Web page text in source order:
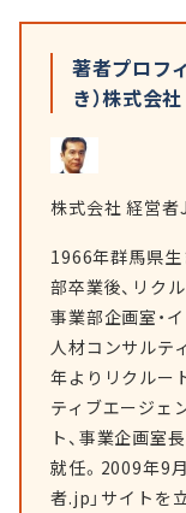
著者プロフ
き）株式会
株式会社 経営
1966年群馬県
部卒業後、リク
事業部企画室・
人材コンサルテ
年よりリクルー
ティブエージェ
ト、事業企画室
就任。2009年9
者.jp」サイトを